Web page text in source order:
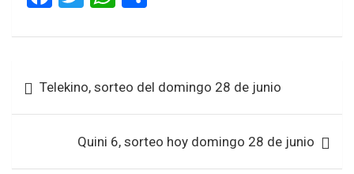
ce
o
o
tt at
A
p
p
ar
de
entradas
Telekino, sorteo del domingo 28 de junio
Quini 6, sorteo hoy domingo 28 de junio